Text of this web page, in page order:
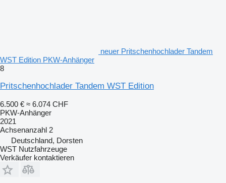
neuer Pritschenhochlader Tandem
WST Edition PKW-Anhänger
8
Pritschenhochlader Tandem WST Edition
6.500 € ≈ 6.074 CHF
PKW-Anhänger
2021
Achsenanzahl 2
Deutschland, Dorsten
WST Nutzfahrzeuge
Verkäufer kontaktieren